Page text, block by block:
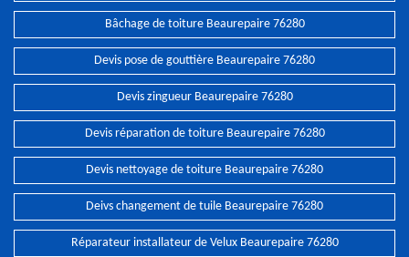
Bâchage de toiture Beaurepaire 76280
Devis pose de gouttière Beaurepaire 76280
Devis zingueur Beaurepaire 76280
Devis réparation de toiture Beaurepaire 76280
Devis nettoyage de toiture Beaurepaire 76280
Deivs changement de tuile Beaurepaire 76280
Réparateur installateur de Velux Beaurepaire 76280